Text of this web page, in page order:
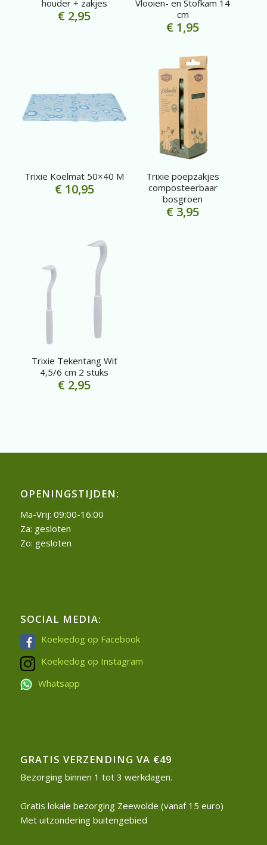
houder + zakjes
€ 2,95
Vlooien- en Stofkam 14
cm
€ 1,95
Trixie Koelmat 50×40 M
€10,95
Trixie poepzakjes
composteerbaar
bosgroen
€ 3,95
Trixie Tekentang Wit
4,5/6 cm 2 stuks
€ 2,95
OPENINGSTIJDEN:
Ma-Vrij: 09:00-16:00
Za: gesloten
Zo: gesloten
SOCIAL MEDIA:
Koekiedog op Facebook
Koekiedog op Instagram
Whatsapp
GRATIS VERZENDING VA €49
Bezorging binnen 1 tot 3 werkdagen.
Gratis lokale bezorging Zeewolde (vanaf 15 euro)
Met uitzondering buitengebied